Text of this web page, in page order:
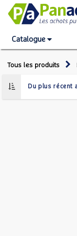
Catalogue
Tous les produits